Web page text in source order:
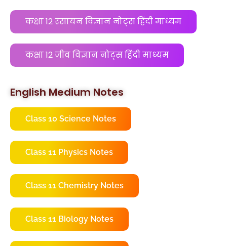
कक्षा 12 रसायन विज्ञान नोट्स हिंदी माध्यम
कक्षा 12 जीव विज्ञान नोट्स हिंदी माध्यम
English Medium Notes
Class 10 Science Notes
Class 11 Physics Notes
Class 11 Chemistry Notes
Class 11 Biology Notes